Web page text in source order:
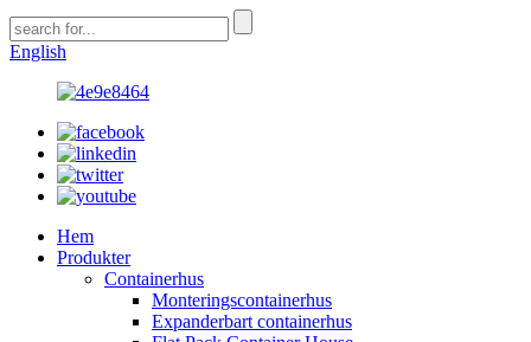
English
Hem
Produkter
Containerhus
Monteringscontainerhus
Expanderbart containerhus